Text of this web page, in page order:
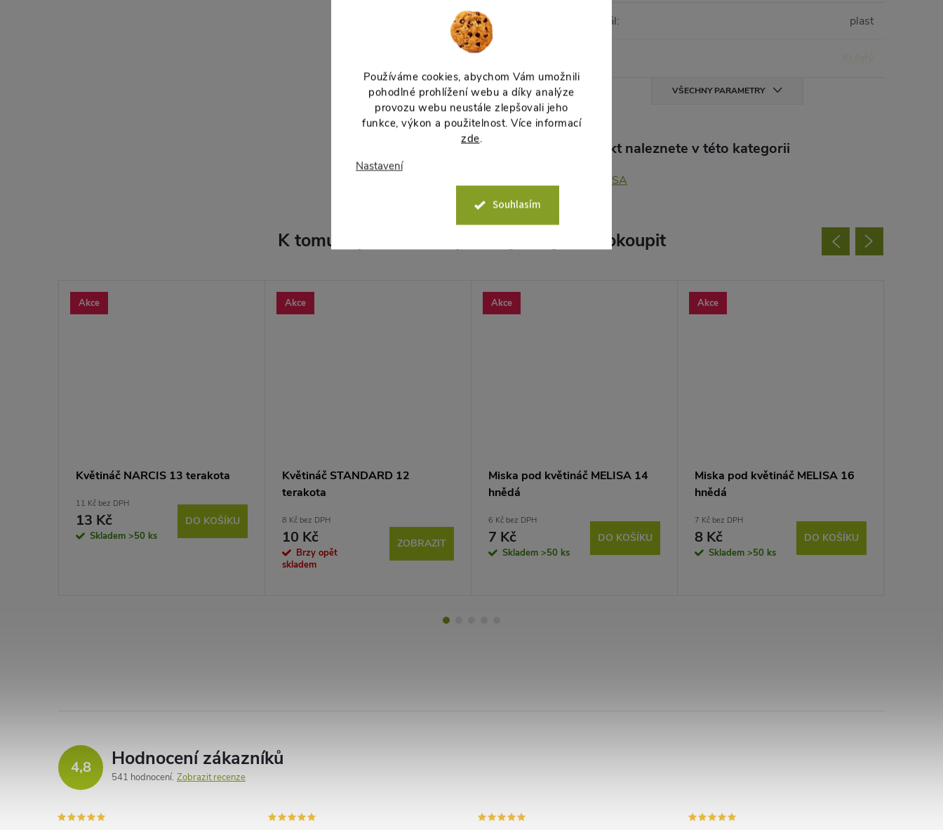
Používáme cookies, abychom Vám umožnili
pohodlné prohlížení webu a díky analýze
provozu webu neustále zlepšovali jeho
funkce, výkon a použitelnost. Více informací
zde.
Nastavení
Souhlasím
Materiál: plast
Kulatý
VŠECHNY PARAMETRY
Produkt naleznete v této kategorii
MELISA
K tomuto produktu doporučujeme ještě dokoupit
Akce
Květináč NARCIS 13 terakota
11 Kč bez DPH
13 Kč
Skladem >50 ks
DO KOŠÍKU
Akce
Květináč STANDARD 12
terakota
8 Kč bez DPH
10 Kč
Brzy opět
skladem
ZOBRAZIT
Akce
Miska pod květináč MELISA 14
hnědá
6 Kč bez DPH
7 Kč
Skladem >50 ks
DO KOŠÍKU
Akce
Miska pod květináč MELISA 16
hnědá
7 Kč bez DPH
8 Kč
Skladem >50 ks
DO KOŠÍKU
4,8 Hodnocení zákazníků
541 hodnocení Zobrazit recenze